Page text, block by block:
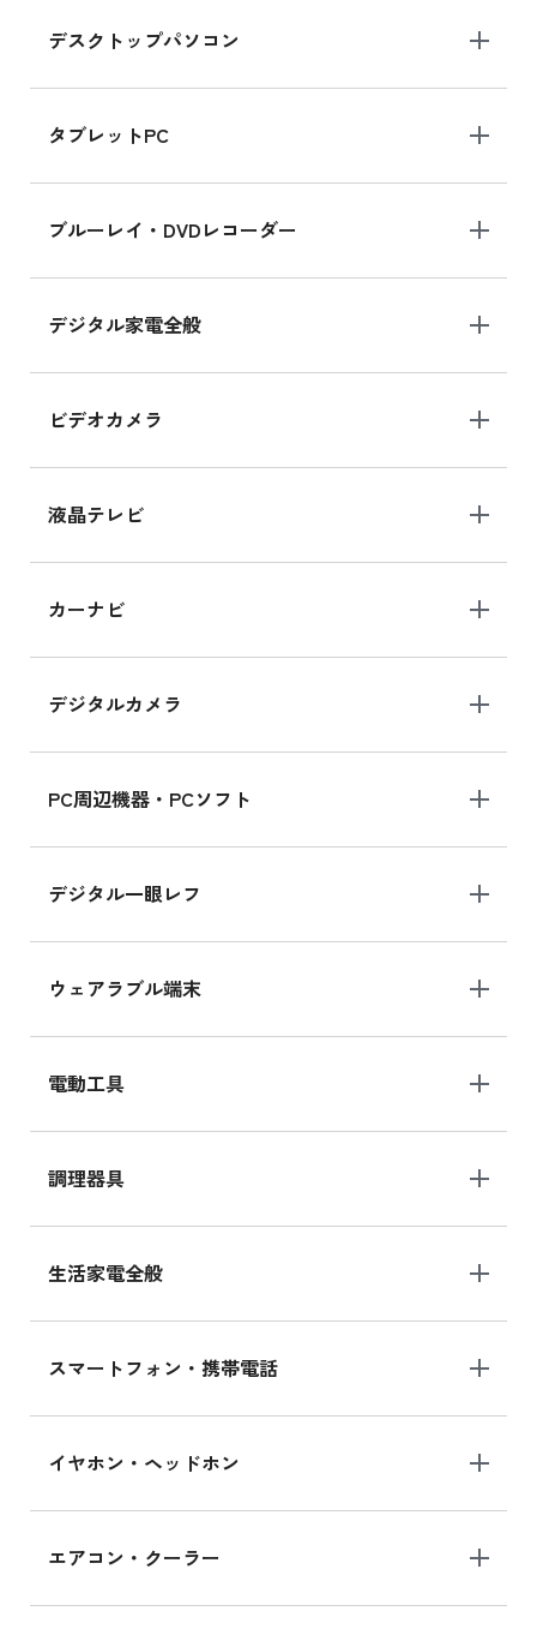
デスクトップパソコン
タブレットPC
ブルーレイ・DVDレコーダー
デジタル家電全般
ビデオカメラ
液晶テレビ
カーナビ
デジタルカメラ
PC周辺機器・PCソフト
デジタル一眼レフ
ウェアラブル端末
電動工具
調理器具
生活家電全般
スマートフォン・携帯電話
イヤホン・ヘッドホン
エアコン・クーラー
iPad mini シリーズ 2024
iPad mini 8.3インチ の新品買取価格
iPhone 16 シリーズ
iPhone 16 の新品買取価格
iPad Air 11インチ シリーズ
iPad Air 11インチ の新品買取価格
iPhone 15 128GB シリーズ
iPhone 15 128GB の新品買取価格
MK2K3J/Aの新品買取価格はこちら